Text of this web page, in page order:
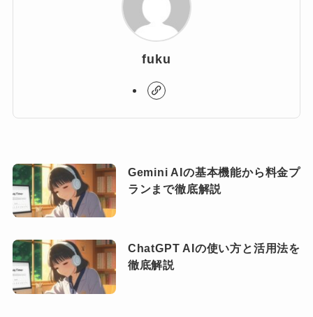
fuku
Gemini AIの基本機能から料金プ
ランまで徹底解説
ChatGPT AIの使い方と活用法を
徹底解説